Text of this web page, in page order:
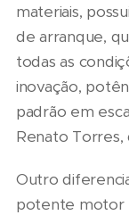
materiais,
de arranque,
todas as
inovação,
padrão em
Renato Torres,
Outro
potente motor